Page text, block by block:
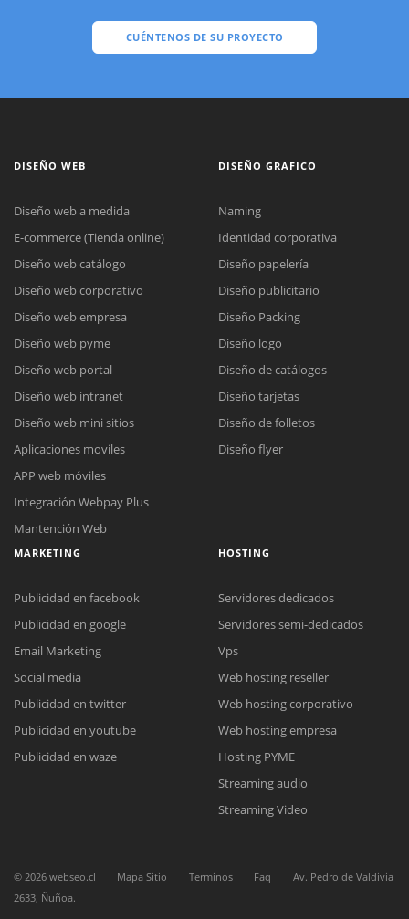
CUÉNTENOS DE SU PROYECTO
Reunión online
Nuestros ejecutivos le enviarán un correo electrónico con el enlace a
Meet para la reunión online.
Cotización
Chat Online
Todos nuestros ejecutivos están fuera de línea. Complete el formulario
DISEÑO WEB
Diseño web a medida
E-commerce (Tienda online)
Diseño web catálogo
Diseño web corporativo
Diseño web empresa
Diseño web pyme
Diseño web portal
Diseño web intranet
Diseño web mini sitios
Aplicaciones moviles
APP web móviles
Integración Webpay Plus
Mantención Web
DISEÑO GRAFICO
Naming
Identidad corporativa
Diseño papelería
Diseño publicitario
Diseño Packing
Diseño logo
Diseño de catálogos
Diseño tarjetas
Diseño de folletos
Diseño flyer
MARKETING
Publicidad en facebook
Publicidad en google
Email Marketing
Social media
Publicidad en twitter
Publicidad en youtube
Publicidad en waze
HOSTING
Servidores dedicados
Servidores semi-dedicados
Vps
Web hosting reseller
Web hosting corporativo
Web hosting empresa
Hosting PYME
Streaming audio
Streaming Video
© 2026 webseo.cl Mapa Sitio Terminos Faq
Av. Pedro de Valdivia
2633, Ñuñoa.